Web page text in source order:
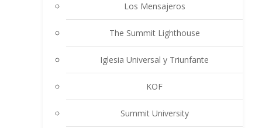
Los Mensajeros
The Summit Lighthouse
Iglesia Universal y Triunfante
KOF
Summit University